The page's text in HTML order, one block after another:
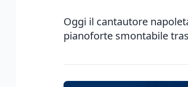
Oggi il cantautore
pianoforte smontabile